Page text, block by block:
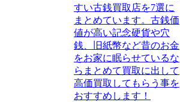
すい古銭買取店を7選に
まとめています。古銭価
値が高い記念硬貨や穴
銭、旧紙幣など昔のお金
をお家に眠らせているな
らまとめて買取に出して
高価買取してもらう事を
おすすめします！